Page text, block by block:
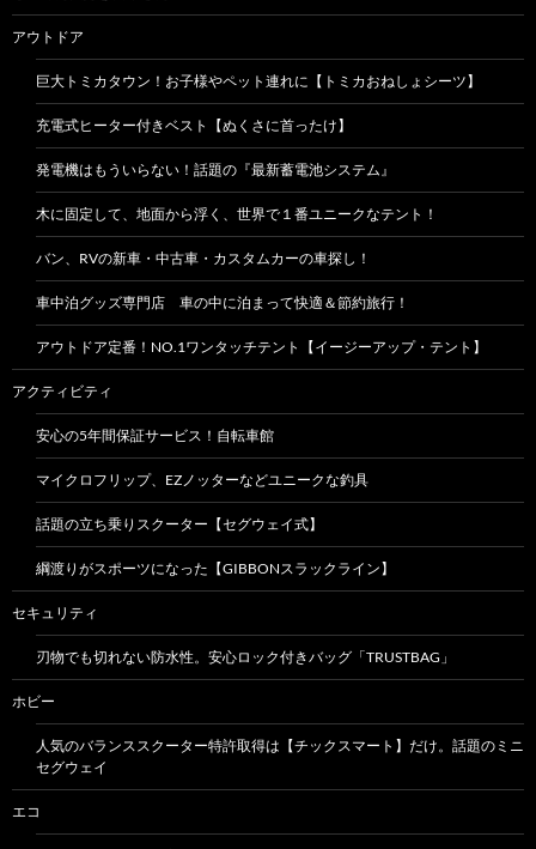
アウトドア
巨大トミカタウン！お子様やペット連れに【トミカおねしょシーツ】
充電式ヒーター付きベスト【ぬくさに首ったけ】
発電機はもういらない！話題の『最新蓄電池システム』
木に固定して、地面から浮く、世界で１番ユニークなテント！
バン、RVの新車・中古車・カスタムカーの車探し！
車中泊グッズ専門店 車の中に泊まって快適＆節約旅行！
アウトドア定番！NO.1ワンタッチテント【イージーアップ・テント】
アクティビティ
安心の5年間保証サービス！自転車館
マイクロフリップ、EZノッターなどユニークな釣具
話題の立ち乗りスクーター【セグウェイ式】
綱渡りがスポーツになった【GIBBONスラックライン】
セキュリティ
刃物でも切れない防水性。安心ロック付きバッグ「TRUSTBAG」
ホビー
人気のバランススクーター特許取得は【チックスマート】だけ。話題のミニ
セグウェイ
エコ